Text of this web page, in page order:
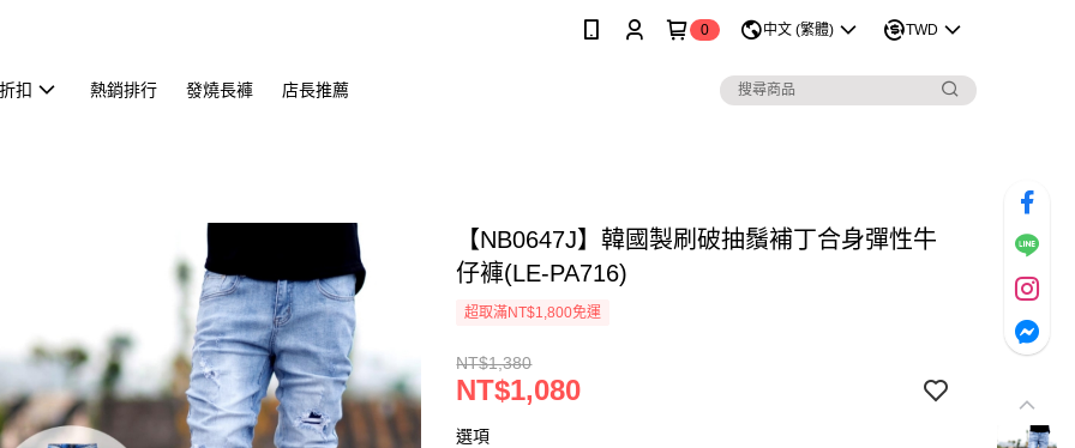
0 中文 (繁體) TWD
扣 熱銷排行 發燒長褲 店長推薦
【NB0647J】韓國製刷破抽鬚補丁合身彈性牛
仔褲(LE-PA716)
超取滿NT$1,800免運
NT$1,380
NT$1,080
選項